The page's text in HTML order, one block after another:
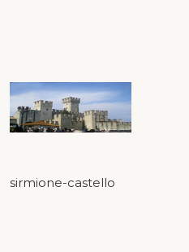
sirmione-castello